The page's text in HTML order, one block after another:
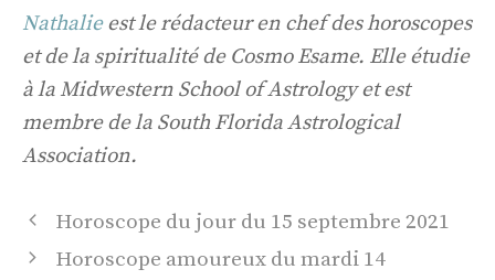
Nathalieest le rédacteur en chef des horoscopes
et de la spiritualité de Cosmo Esame. Elle étudie
à la Midwestern School of Astrology et est
membre de la South Florida Astrological
Association.
Navigation
des
Horoscope du jour du 15 septembre 2021
Horoscope amoureux du mardi 14